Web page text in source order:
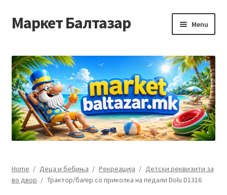
Skip
to
Skip
to
Маркет Балтазар Menu
Checkout
Homepage
Privacy Policy
Контакт
Home / Деца и бебиња / Рекреација / Детски реквизити за
во двор / Трактор/багер со приколка на педали Dolu D1316